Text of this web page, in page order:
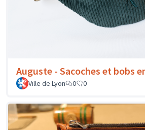
Auguste - Sacoches et bobs
Ville de Lyon 0 0